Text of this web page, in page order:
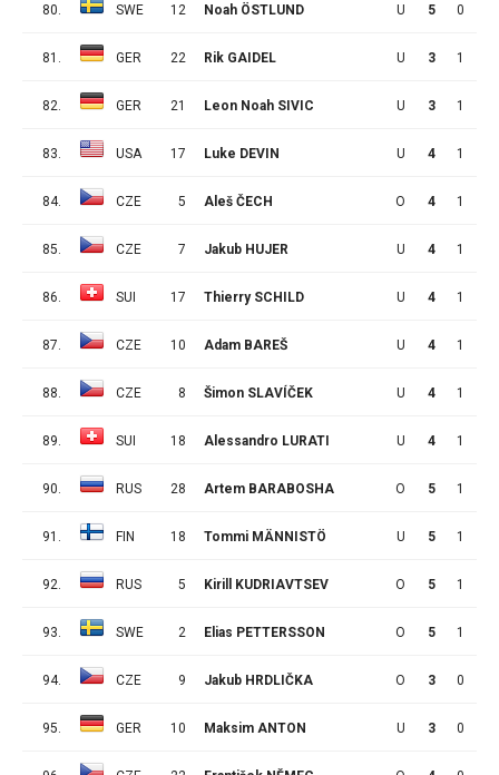
80. SWE 12 Noah ÖSTLUND U 5 0
81. GER 22 Rik GAIDEL U 3 1
82. GER 21 Leon Noah SIVIC U 3 1
83. USA 17 Luke DEVIN U 4 1
84. CZE 5 Aleš ČECH O 4 1
85. CZE 7 Jakub HUJER U 4 1
86. SUI 17 Thierry SCHILD U 4 1
87. CZE 10 Adam BAREŠ U 4 1
88. CZE 8 Šimon SLAVÍČEK U 4 1
89. SUI 18 Alessandro LURATI U 4 1
90. RUS 28 Artem BARABOSHA O 5 1
91. FIN 18 Tommi MÄNNISTÖ U 5 1
92. RUS 5 Kirill KUDRIAVTSEV O 5 1
93. SWE 2 Elias PETTERSSON O 5 1
94. CZE 9 Jakub HRDLIČKA O 3 0
95. GER 10 Maksim ANTON U 3 0